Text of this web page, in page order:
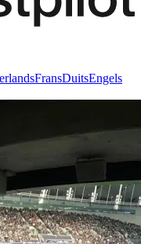
FransDuitsEngels